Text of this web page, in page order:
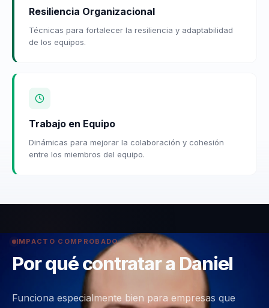
Resiliencia Organizacional
Técnicas para fortalecer la resiliencia y adaptabilidad
de los equipos.
Trabajo en Equipo
Dinámicas para mejorar la colaboración y cohesión
entre los miembros del equipo.
IMPACTO COMPROBADO
Por qué contratar a Daniel
Funciona especialmente bien para empresas que